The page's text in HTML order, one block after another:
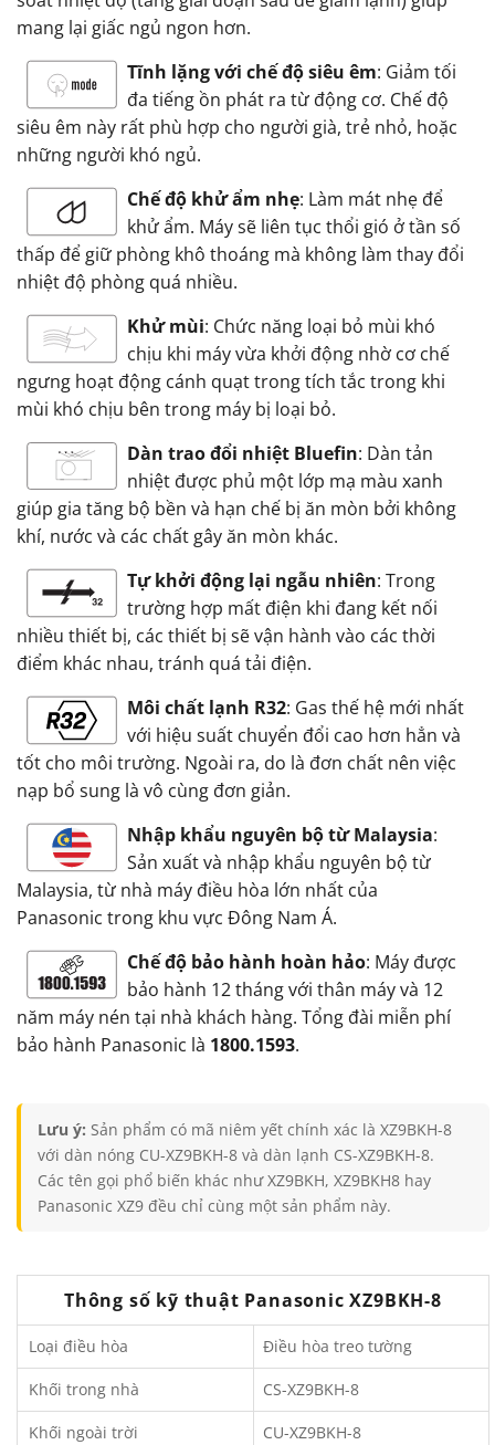
mang lại giấc ngủ ngon hơn.
Tĩnh lặng với chế độ siêu êm: Giảm tối
đa tiếng ồn phát ra từ động cơ. Chế độ
siêu êm này rất phù hợp cho người già, trẻ nhỏ, hoặc
những người khó ngủ.
Chế độ khử ẩm nhẹ: Làm mát nhẹ để
khử ẩm. Máy sẽ liên tục thổi gió ở tần số
thấp để giữ phòng khô thoáng mà không làm thay đổi
nhiệt độ phòng quá nhiều.
Khử mùi: Chức năng loại bỏ mùi khó
chịu khi máy vừa khởi động nhờ cơ chế
ngưng hoạt động cánh quạt trong tích tắc trong khi
mùi khó chịu bên trong máy bị loại bỏ.
Dàn trao đổi nhiệt Bluefin: Dàn tản
nhiệt được phủ một lớp mạ màu xanh
giúp gia tăng bộ bền và hạn chế bị ăn mòn bởi không
khí, nước và các chất gây ăn mòn khác.
Tự khởi động lại ngẫu nhiên: Trong
trường hợp mất điện khi đang kết nối
nhiều thiết bị, các thiết bị sẽ vận hành vào các thời
điểm khác nhau, tránh quá tải điện.
Môi chất lạnh R32: Gas thế hệ mới nhất
với hiệu suất chuyển đổi cao hơn hẳn và
tốt cho môi trường. Ngoài ra, do là đơn chất nên việc
nạp bổ sung là vô cùng đơn giản.
Nhập khẩu nguyên bộ từ Malaysia:
Sản xuất và nhập khẩu nguyên bộ từ
Malaysia, từ nhà máy điều hòa lớn nhất của
Panasonic trong khu vực Đông Nam Á.
Chế độ bảo hành hoàn hảo: Máy được
bảo hành 12 tháng với thân máy và 12
năm máy nén tại nhà khách hàng. Tổng đài miễn phí
bảo hành Panasonic là 1800.1593.
Lưu ý: Sản phẩm có mã niêm yết chính xác là XZ9BKH-8
với dàn nóng CU-XZ9BKH-8 và dàn lạnh CS-XZ9BKH-8.
Các tên gọi phổ biến khác như XZ9BKH, XZ9BKH8 hay
Panasonic XZ9 đều chỉ cùng một sản phẩm này.
Thông số kỹ thuật Panasonic XZ9BKH-8
Loại điều hòa Điều hòa treo tường
Khối trong nhà CS-XZ9BKH-8
Khối ngoài trời CU-XZ9BKH-8